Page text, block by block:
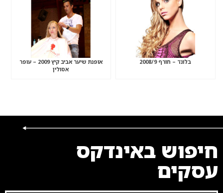
בלונד – חורף 2008/9
אופנת שיער אביב קיץ 2009 – עופר
אסולין
חיפוש באינדקס
עסקים